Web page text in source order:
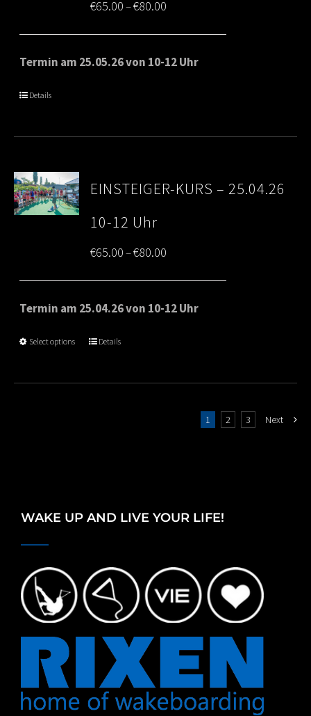
€65.00–€80.00
range:
€65.00
Termin am 25.05.26 von 10-12 Uhr
Details
EINSTEIGER-KURS – 25.04.26
10-12 Uhr
€65.00–€80.00
range:
€65.00
Termin am 25.04.26 von 10-12 Uhr
Select options Details
1 2 3 Next
WAKE UP AND LIVE YOUR LIFE!